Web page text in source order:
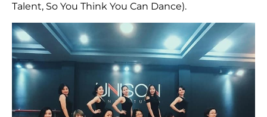
Talent, So You Think You Can Dance).